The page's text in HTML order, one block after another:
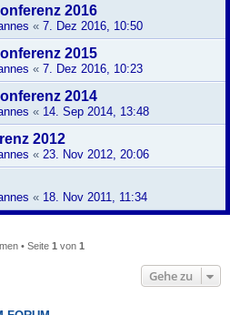
2016
« 7. Dez 2016, 10:50
2015
« 7. Dez 2016, 10:23
2014
« 14. Sep 2014, 13:48
2012
« 23. Nov 2012, 20:06
« 18. Nov 2011, 11:34
• Seite 1 von 1
Gehe zu